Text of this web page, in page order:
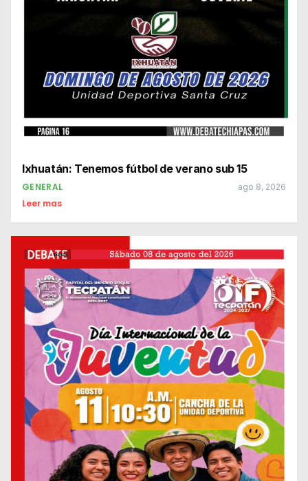
Ixhuatán: Tenemos fútbol de verano sub 15
GENERAL ago 8, 2026
Leer mas